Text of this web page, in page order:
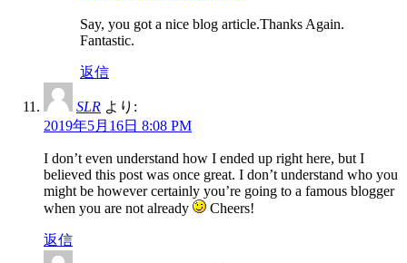
Say, you got a nice blog article.Thanks Again.
Fantastic.
返信
SLR より:
2019年5月16日 8:08 PM
I don’t even understand how I ended up right here, but I
believed this post was once great. I don’t understand who you
might be however certainly you’re going to a famous blogger
when you are not already
Cheers!
返信